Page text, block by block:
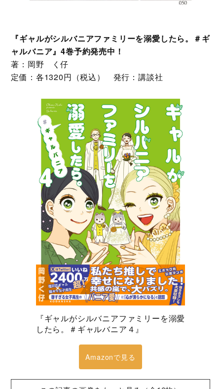
『ギャルがシルバニアファミリーを溺愛したら。＃ギ
ャルバニア』4巻予約発売中！
著：岡野 く仔
定価：各1320円（税込） 発行：講談社
『ギャルがシルバニアファミリーを溺愛
したら。＃ギャルバニア４』
Amazonで見る